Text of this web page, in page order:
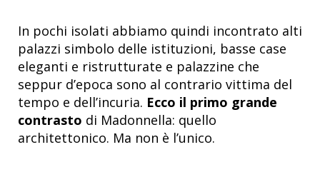
In pochi isolati abbiamo quindi incontrato alti
palazzi simbolo delle istituzioni, basse case
eleganti e ristrutturate e palazzine che
seppur d’epoca sono al contrario vittima del
tempo e dell’incuria. Ecco il primo grande
contrasto di Madonnella: quello
architettonico. Ma non è l’unico.